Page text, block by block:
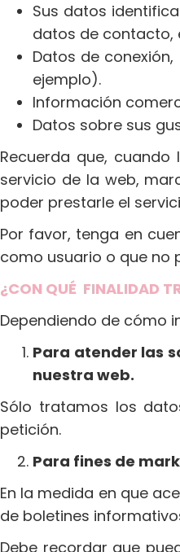
Sus datos
datos de contacto,
Datos de
ejemplo).
Información
Datos sobre sus
Recuerda que,
servicio de la web,
poder prestarle el
Por favor, tenga en
como usuario o que no
¿CON QUÉ FINALIDAD
Dependiendo de cómo
Para atender las
nuestra web.
Sólo tratamos los
petición.
Para fines de
En la medida en que
de boletines
Debe recordar que